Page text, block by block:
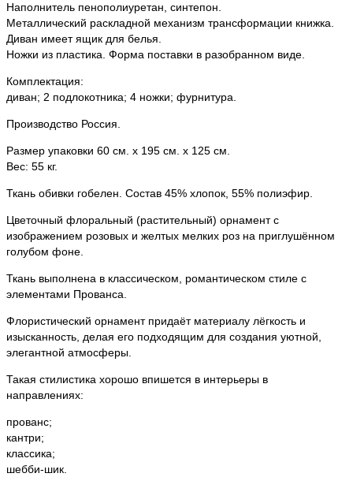
Наполнитель пенополиуретан, синтепон.
Металлический раскладной механизм трансформации книжка.
Диван имеет ящик для белья.
Ножки из пластика. Форма поставки в разобранном виде.
Комплектация:
диван; 2 подлокотника; 4 ножки; фурнитура.
Производство Россия.
Размер упаковки 60 см. х 195 см. х 125 см.
Вес: 55 кг.
Ткань обивки гобелен. Состав 45% хлопок, 55% полиэфир.
Цветочный флоральный (растительный) орнамент с
изображением розовых и желтых мелких роз на приглушённом
голубом фоне.
Ткань выполнена в классическом, романтическом стиле с
элементами Прованса.
Флористический орнамент придаёт материалу лёгкость и
изысканность, делая его подходящим для создания уютной,
элегантной атмосферы.
Такая стилистика хорошо впишется в интерьеры в
направлениях:
прованс;
кантри;
классика;
шебби-шик.